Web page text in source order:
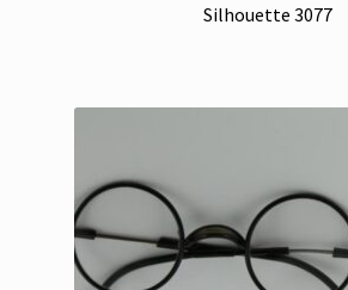
Silhouette 3077